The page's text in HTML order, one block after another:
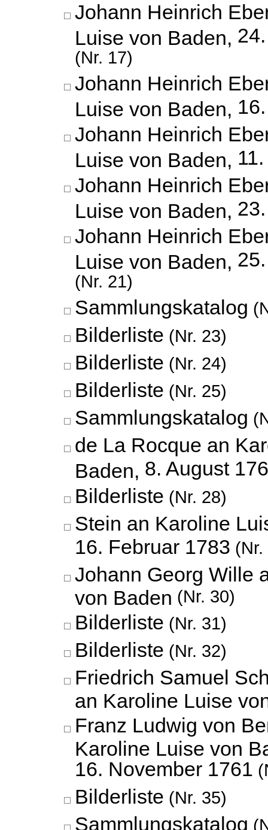
Johann Heinrich
Luise von Baden,
(Nr. 17)
Johann Heinrich
Luise von Baden,
Johann Heinrich
Luise von Baden,
Johann Heinrich
Luise von Baden,
Johann Heinrich
Luise von Baden,
(Nr. 21)
Sammlungskatalog
Bilderliste (Nr. 23)
Bilderliste (Nr. 24)
Bilderliste (Nr. 25)
Sammlungskatalog
de La Rocque an
Baden, 8. August
Bilderliste (Nr. 28)
Stein an Karoline
16. Februar 1783 (Nr.
Johann Georg Wille
von Baden (Nr. 30)
Bilderliste (Nr. 31)
Bilderliste (Nr. 32)
Friedrich Samuel
an Karoline Luise
Franz Ludwig von
Karoline Luise von
16. November 1761
Bilderliste (Nr. 35)
Sammlungskatalog